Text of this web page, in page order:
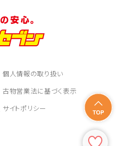
個人情報の取り扱い
古物営業法に基づく表示
サイトポリシー